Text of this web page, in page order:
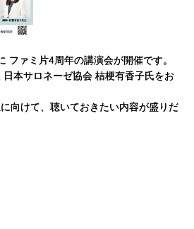
ファミ片4周年の講演会が開催です。
本サロネーゼ協会 桔梗有香子氏をお
向けて、聴いておきたい内容が盛りだ